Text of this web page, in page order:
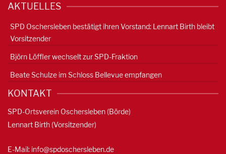
AKTUELLES
SPD Oschersleben bestätigt ihren Vorstand: Lennart Birth bleibt
Vorsitzender
Björn Löffler wechselt zur SPD-Fraktion
Beate Schulze im Schloss Bellevue empfangen
KONTAKT
SPD-Ortsverein Oschersleben (Börde)
Lennart Birth (Vorsitzender)
E-Mail: info@spdoschersleben.de